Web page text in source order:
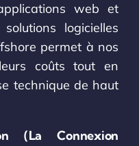
web et
logicielles
permet à nos
coûts tout en
technique de haut
(La Connexion